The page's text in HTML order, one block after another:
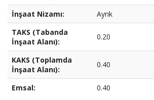
İnşaat Nizamı:
Ayrık
TAKS (Tabanda
İnşaat Alanı):
0.20
KAKS (Toplamda
İnşaat Alanı):
0.40
Emsal: 0.40